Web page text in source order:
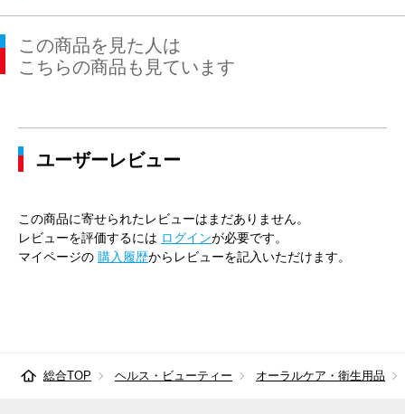
この商品を見た人は
こちらの商品も見ています
ユーザーレビュー
この商品に寄せられたレビューはまだありません。
レビューを評価するには ログインが必要です。
マイページの 購入履歴からレビューを記入いただけます。
総合TOP ヘルス・ビューティー オーラルケア・衛生用品